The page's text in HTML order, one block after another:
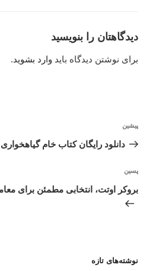
دیدگاهتان را بنویسید
برای نوشتن دیدگاه باید وارد بشوید.
نوشته
قبلی
پیشین
دانلود رایگان کتاب خام
نوشته‌ٔ
بعدی
پسین
بروکر اوتت، انتخابی مطمئن برای
نوشته‌های تازه